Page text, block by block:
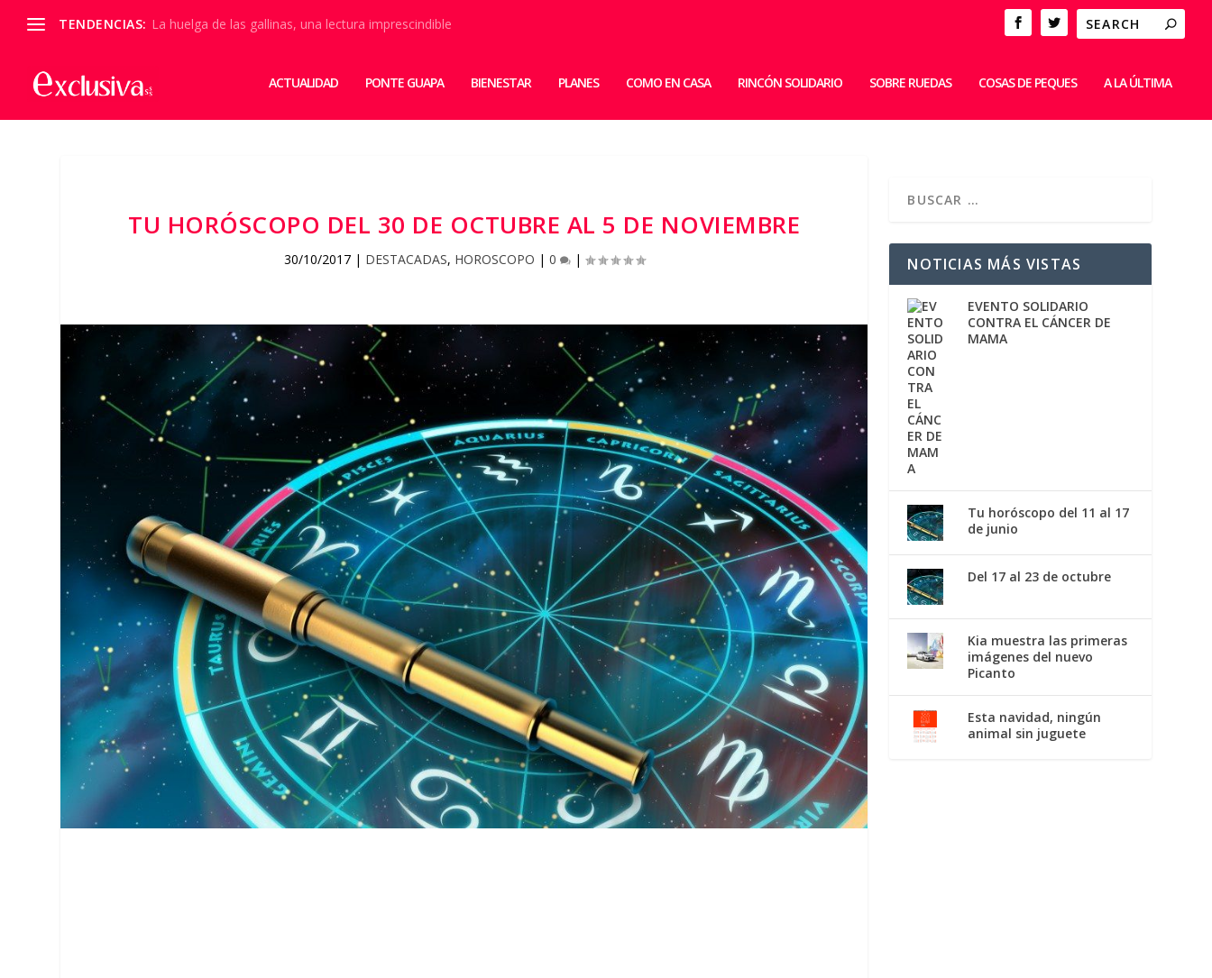
TENDENCIAS: La huelga de las gallinas, una lectura imprescindible
ACTUALIDAD PONTE GUAPA BIENESTAR PLANES COMO EN CASA RINCÓN SOLIDARIO SOBRE RUEDAS COSAS DE PEQUES A LA ÚLTIMA
TU HORÓSCOPO DEL 30 DE OCTUBRE AL 5 DE NOVIEMBRE
30/10/2017| DESTACADAS, HOROSCOPO | 0 | NOTICIAS MÁS VISTAS
EVENTO SOLIDARIO
CONTRA EL CÁNCER DE
MAMA
Tu horóscopo del 11 al 17
de junio
Del 17 al 23 de octubre
Kia muestra las primeras
imágenes del nuevo
Picanto
Esta navidad, ningún
animal sin juguete